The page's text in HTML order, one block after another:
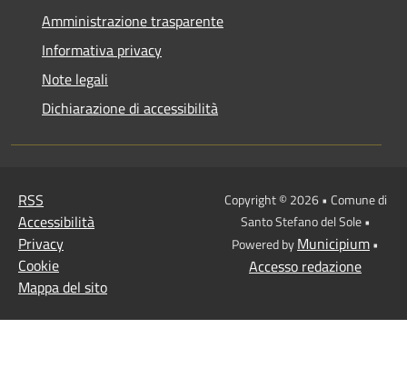
Amministrazione trasparente
Informativa privacy
Note legali
Dichiarazione di accessibilità
RSS
Accessibilità
Privacy
Cookie
Mappa del sito
Copyright © 2026 • Comune di
Santo Stefano del Sole •
Powered byMunicipium•
Accesso redazione